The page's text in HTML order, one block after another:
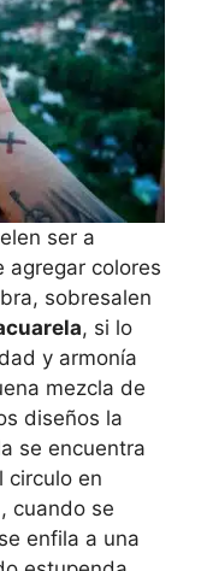
ser a
agregar colores
sobresalen
, si lo
y armonía
mezcla de
diseños la
se encuentra
circulo en
cuando se
enfila a una